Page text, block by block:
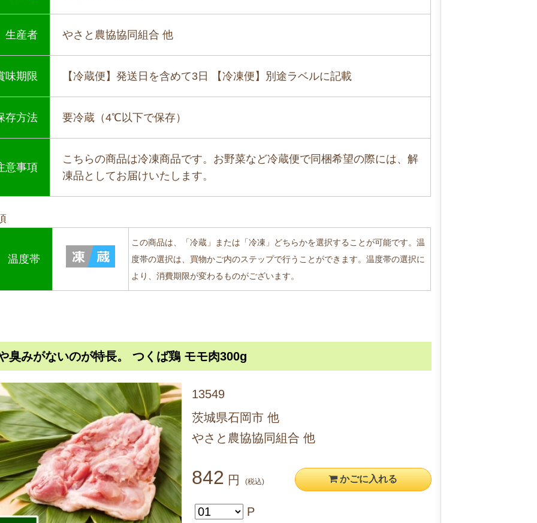
生産者 やさと農協協同組合 他
味期限 【冷蔵便】発送日を含めて3日 【冷凍便】別途ラベルに記載
存方法 要冷蔵（4℃以下で保存）
意事項
こちらの商品は冷凍商品です。お野菜など冷蔵便で同梱希望の際には、解
凍品としてお届けいたします。
温度帯
この商品は、「冷蔵」または「冷凍」どちらかを選択することが可能です。温
度帯の選択は、買物かご内のステップで行うことができます。温度帯の選択に
より、消費期限が変わるものがございます。
臭みがないのが特長。 つくば鶏 モモ肉300g
13549
茨城県石岡市 他
やさと農協協同組合 他
842 円 (税込) かごに入れる
P